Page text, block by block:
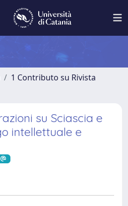
1 Contributo su Rivista
su Sciascia e
intellettuale e